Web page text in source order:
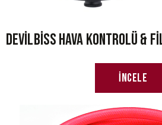
Devilbiss Hava Kontrolü &
İncele